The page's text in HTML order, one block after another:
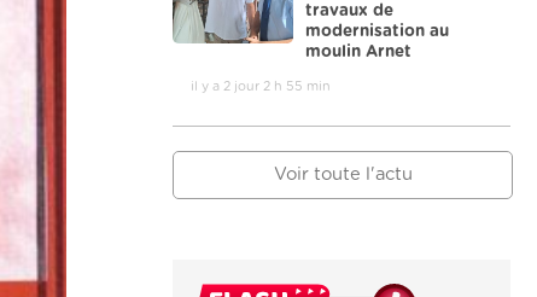
travaux de
modernisation au
moulin Arnet
il y a 2 jour 2 h 55 min
Voir toute l'actu